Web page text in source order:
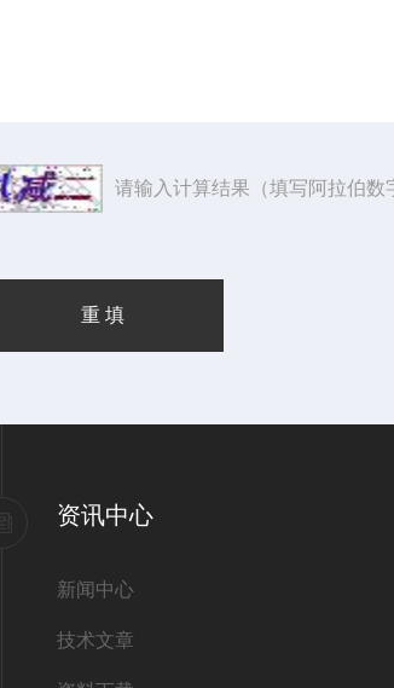
请输入计算结果（填写阿拉伯数
资讯中心
新闻中心
技术文章